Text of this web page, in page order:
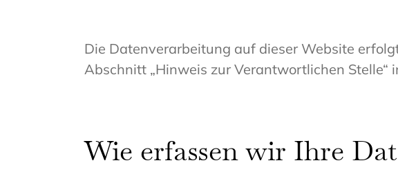
Die Datenverarbeitung auf dieser Website
Abschnitt „Hinweis zur Verantwortlichen
Wie erfassen wir Ihre